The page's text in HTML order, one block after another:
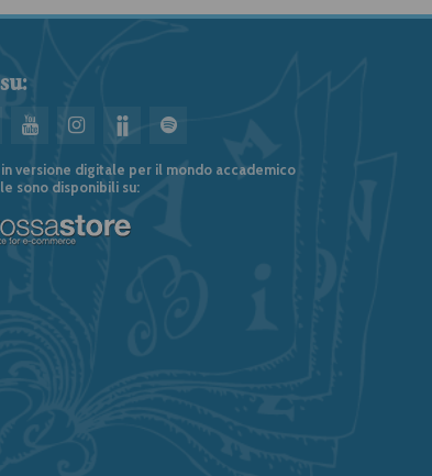
versione digitale per il mondo accademico
sono disponibili su: